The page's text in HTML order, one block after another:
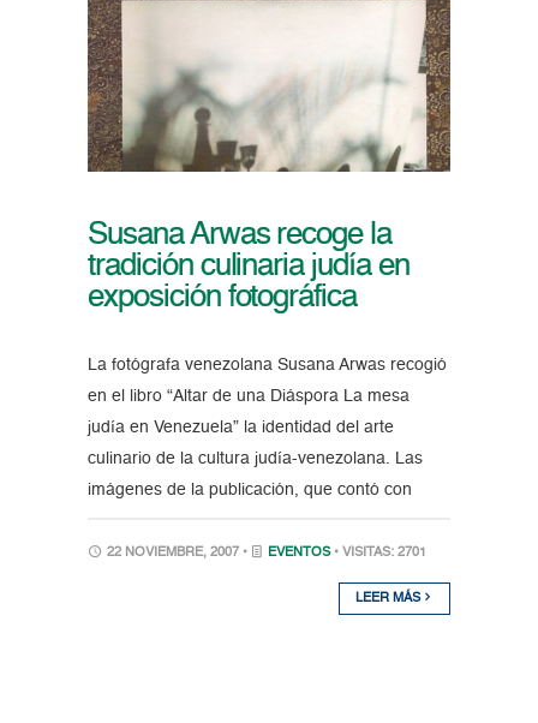
Susana Arwas recoge la
tradición culinaria judía en
exposición fotográfica
La fotógrafa venezolana Susana Arwas recogió
en el libro “Altar de una Diáspora La mesa
judía en Venezuela” la identidad del arte
culinario de la cultura judía-venezolana. Las
imágenes de la publicación, que contó con
22 NOVIEMBRE, 2007 • EVENTOS • VISITAS: 2701
LEER MÁS